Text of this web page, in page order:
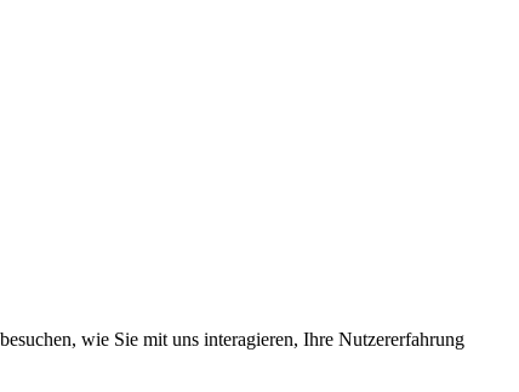
wie Sie mit uns interagieren, Ihre Nutzererfahrung